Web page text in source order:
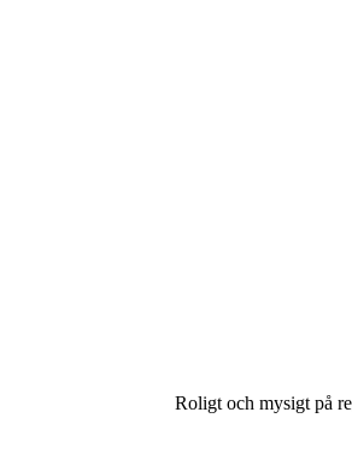
Roligt och mysigt på